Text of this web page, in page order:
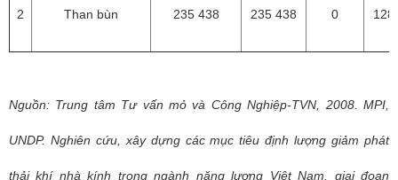
2 Than bùn 235 438 235 438 0 128
Nguồn: Trung tâm Tư vấn mỏ và Công Nghiệp-TVN, 2008. MPI,
UNDP. Nghiên cứu, xây dựng các mục tiêu định lượng giảm phát
thải khí nhà kính trong ngành năng lượng Việt Nam, giai đoạn